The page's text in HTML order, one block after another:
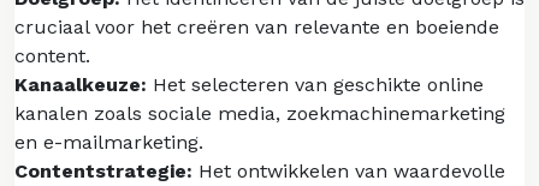
cruciaal voor het creëren van relevante en boeiende
content.
Kanaalkeuze: Het selecteren van geschikte online
kanalen zoals sociale media, zoekmachinemarketing
en e-mailmarketing.
Contentstrategie: Het ontwikkelen van waardevolle